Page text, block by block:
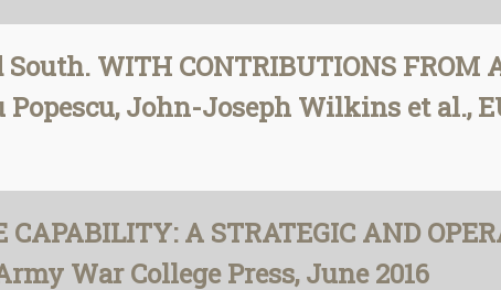
WITH CONTRIBUTIONS
Popescu, John-Joseph Wilkins et al.,
A STRATEGIC AND
War College Press, June 2016